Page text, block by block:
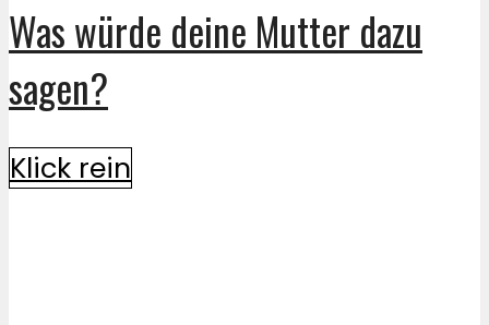
Was würde deine Mutter dazu
sagen?
Klick rein